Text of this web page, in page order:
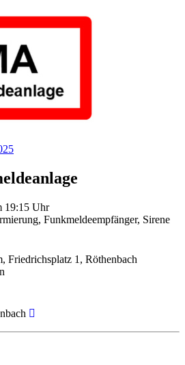
19:15 Uhr
Funkmeldeempfänger, Sirene
Friedrichsplatz 1, Röthenbach